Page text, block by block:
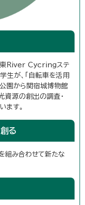
東River Cycringステ
生が、「自転車を活用
園から関宿城博物館
資源の創出の調査・
ます。
る
組み合わせて新たな